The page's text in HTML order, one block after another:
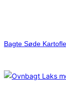
Bagte Søde